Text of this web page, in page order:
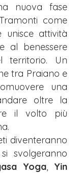
nuova fase
come
attività
al benessere
territorio. Un
tra Praiano e
una
oltre la
il volto più
diventeranno
svolgeranno
Yoga
Yin